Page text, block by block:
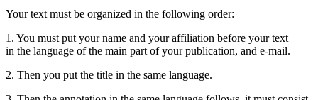
Your text must be organized in the following order:
1. You must put yourname and youraffiliation before your text
in the language of the main part of your publication, and e-mail.
2. Then you put the title in the same language.